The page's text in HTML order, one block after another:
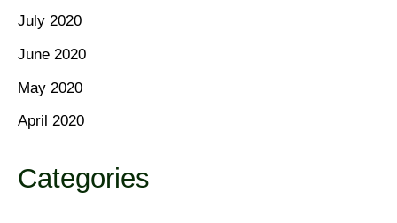
July 2020
June 2020
May 2020
April 2020
Categories